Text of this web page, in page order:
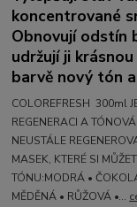
koncentrované
Obnovují odstín
udržují ji
barvě nový tón
COLOREFRESH 300ml
REGENERACI A
NEUSTÁLE
MASEK, KTERÉ SI
TÓNU:MODRÁ •
MĚDĚNÁ • RŮŽOVÁ •...